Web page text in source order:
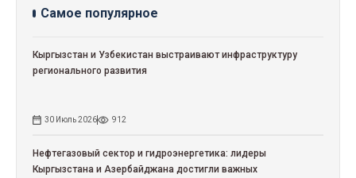
Самое популярное
Кыргызстан и Узбекистан выстраивают инфраструктуру
регионального развития
30 Июль 2026 912
Нефтегазовый сектор и гидроэнергетика: лидеры
Кыргызстана и Азербайджана достигли важных